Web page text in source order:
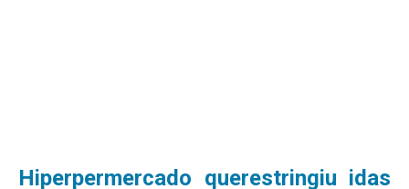
Hiperpermercado querestringiu idas